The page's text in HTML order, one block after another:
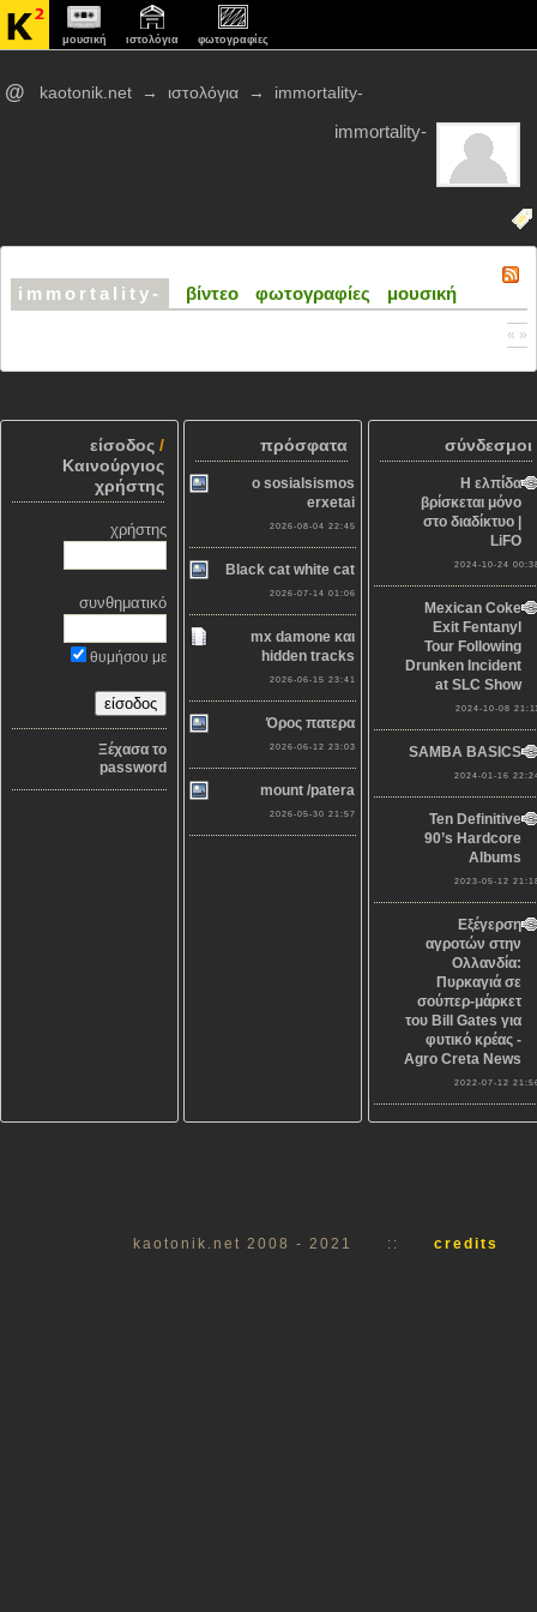
μουσική ιστολόγια φωτογραφίες
@ kaotonik.net → ιστολόγια → immortality-
immortality-
immortality- βίντεο φωτογραφίες μουσική
« »
είσοδος/
Καινούργιος
χρήστης
χρήστης
συνθηματικό
θυμήσου με
Ξέχασα το
password
πρόσφατα
o sosialsismos
erxetai
2026-08-04 22:45
Black cat white cat
2026-07-14 01:06
mx damone και
hidden tracks
2026-06-15 23:41
Όρος πατερα
2026-06-12 23:03
mount /patera
2026-05-30 21:57
σύνδεσμοι
Η ελπίδα
βρίσκεται μόνο
στο διαδίκτυο |
LiFO
2024-10-24
Mexican Coke
Exit Fentanyl
Tour Following
Drunken Incident
at SLC Show
2024-10-08
SAMBA BASICS
2024-01-16
Ten Definitive
90’s Hardcore
Albums
2023-05-12
Εξέγερση
αγροτών στην
Ολλανδία:
Πυρκαγιά σε
σούπερ-μάρκετ
του Bill Gates για
φυτικό κρέας -
Agro Creta News
2022-07-12
kaotonik.net 2008 - 2021 :: credits